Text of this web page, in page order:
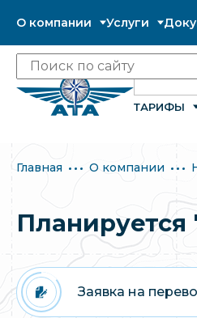
О компании Услуги
ТАРИФЫ
Главная О компании
Заявка на